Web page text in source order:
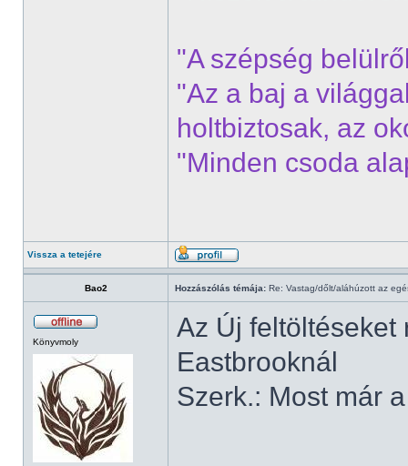
"A szépség
"Az a baj a
holtbiztosak, az
"Minden csoda
Vissza a tetejére
Bao2 Hozzászólás témája: Re: Vastag/dőlt/aláhúzott az
Könyvmoly
Az Új feltöltéseket
Eastbrooknál
Szerk.: Most már